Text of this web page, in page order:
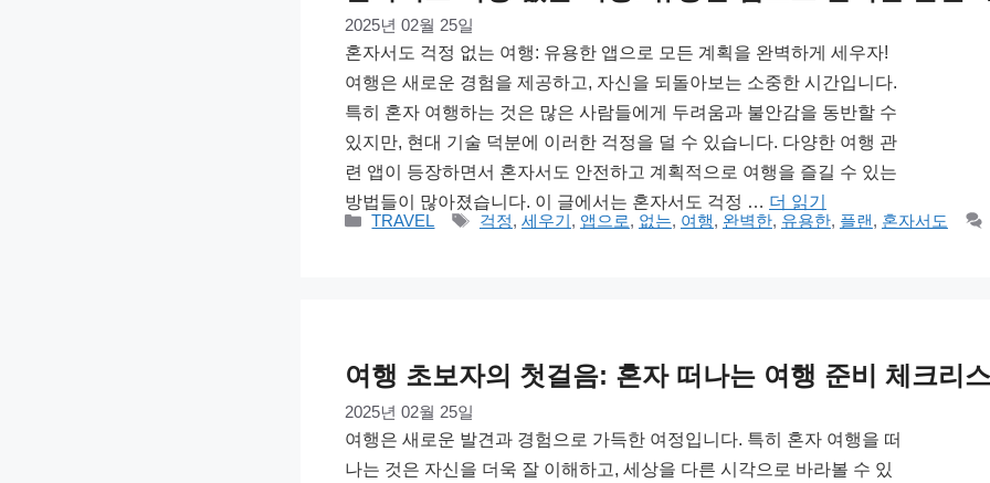
2025년 02월 25일
혼자서도 걱정 없는 여행: 유용한 앱으로 모든 계획을 완벽하게 세우자!
여행은 새로운 경험을 제공하고, 자신을 되돌아보는 소중한 시간입니다.
특히 혼자 여행하는 것은 많은 사람들에게 두려움과 불안감을 동반할 수
있지만, 현대 기술 덕분에 이러한 걱정을 덜 수 있습니다. 다양한 여행 관
련 앱이 등장하면서 혼자서도 안전하고 계획적으로 여행을 즐길 수 있는
방법들이 많아졌습니다. 이 글에서는 혼자서도 걱정 … 더 읽기
카
TRAVEL
태
걱정, 세우기, 앱으로, 없는, 여행, 완벽한, 유용한, 플랜, 혼자서도
여행 초보자의 첫걸음: 혼자 떠나는 여행 준비 체크리
2025년 02월 25일
여행은 새로운 발견과 경험으로 가득한 여정입니다. 특히 혼자 여행을 떠
나는 것은 자신을 더욱 잘 이해하고, 세상을 다른 시각으로 바라볼 수 있